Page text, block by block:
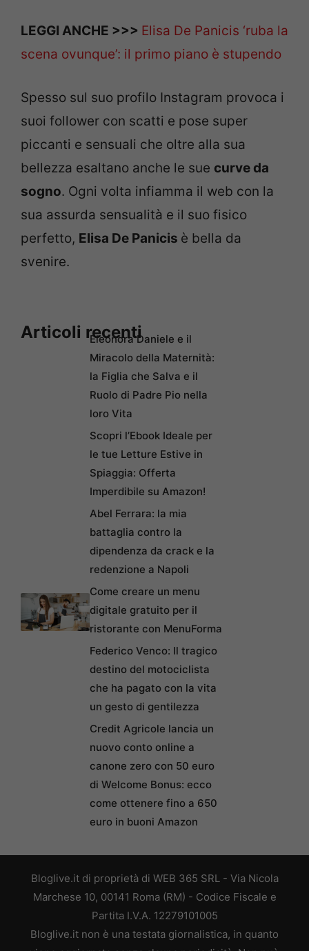
LEGGI ANCHE >>> Elisa De Panicis ‘ruba la
scena ovunque’: il primo piano è stupendo
Spesso sul suo profilo Instagram provoca i
suoi follower con scatti e pose super
piccanti e sensuali che oltre alla sua
bellezza esaltano anche le sue curve da
sogno. Ogni volta infiamma il web con la
sua assurda sensualità e il suo fisico
perfetto, Elisa De Panicis è bella da
svenire.
Articoli recentiEleonora Daniele e il
Miracolo della Maternità:
la Figlia che Salva e il
Ruolo di Padre Pio nella
loro Vita
Scopri l’Ebook Ideale per
le tue Letture Estive in
Spiaggia: Offerta
Imperdibile su Amazon!
Abel Ferrara: la mia
battaglia contro la
dipendenza da crack e la
redenzione a Napoli
Come creare un menu
digitale gratuito per il
ristorante con MenuForma
Federico Venco: Il tragico
destino del motociclista
che ha pagato con la vita
un gesto di gentilezza
Credit Agricole lancia un
nuovo conto online a
canone zero con 50 euro
di Welcome Bonus: ecco
come ottenere fino a 650
euro in buoni Amazon
Bloglive.it di proprietà di WEB 365 SRL - Via Nicola
Marchese 10, 00141 Roma (RM) - Codice Fiscale e
Partita I.V.A. 12279101005
Bloglive.it non è una testata giornalistica, in quanto